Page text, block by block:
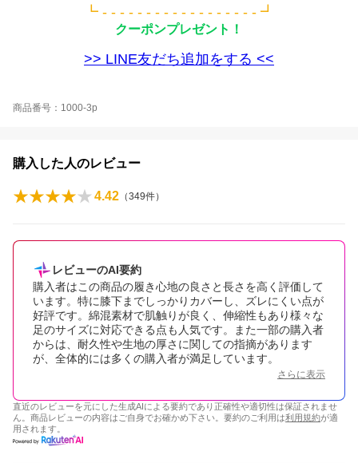
┗ - - - - - - - - - - - - - - - - - - ┛
クーポンプレゼント！
>> LINE友だち追加をする <<
商品番号：1000-3p
購入した人のレビュー
4.42 （349件）
レビューのAI要約
購入者はこの商品の履き心地の良さと長さを高く評価して
います。特に膝下までしっかりカバーし、ズレにくい点が
好評です。綿混素材で肌触りが良く、伸縮性もあり様々な
足のサイズに対応できる点も人気です。また一部の購入者
からは、耐久性や生地の厚さに関しての指摘があります
が、全体的には多くの購入者が満足しています。
さらに表示
直近のレビューを元にした生成AIによる要約であり正確性や適切性は保証されませ
ん。商品レビューの内容はご自身でお確かめ下さい。要約のご利用は利用規約が適
用されます。